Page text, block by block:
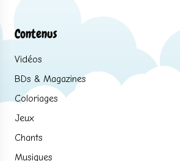
Contenus
Vidéos
BDs & Magazines
Coloriages
Jeux
Chants
Musiques